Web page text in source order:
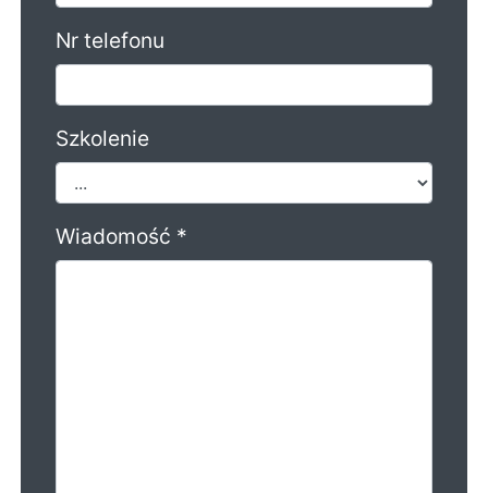
Nr telefonu
Szkolenie
Wiadomość *